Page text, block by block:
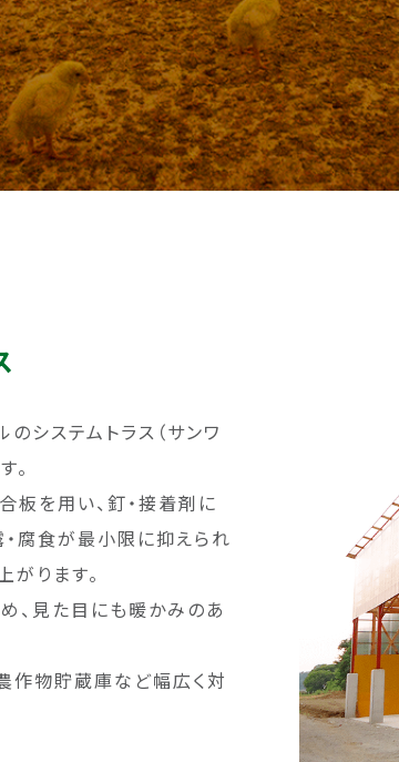
システムトラス（サンワ
。
板を用い、釘・接着剤に
・腐食が最小限に抑えられ
がります。
、見た目にも暖かみのあ
作物貯蔵庫など幅広く対